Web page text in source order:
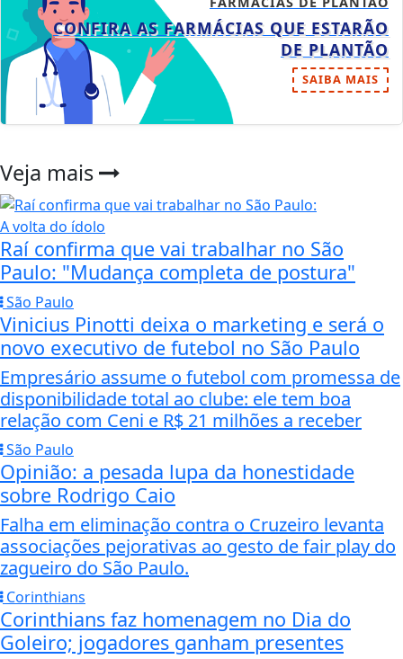
CONFIRA AS FARMÁCIAS QUE ESTARÃO
DE PLANTÃO
SAIBA MAIS
Veja mais
A volta do ídolo
Raí confirma que vai trabalhar no São
Paulo: "Mudança completa de postura"
São Paulo
Vinicius Pinotti deixa o marketing e será o
novo executivo de futebol no São Paulo
Empresário assume o futebol com promessa de
disponibilidade total ao clube: ele tem boa
relação com Ceni e R$ 21 milhões a receber
São Paulo
Opinião: a pesada lupa da honestidade
sobre Rodrigo Caio
Falha em eliminação contra o Cruzeiro levanta
associações pejorativas ao gesto de fair play do
zagueiro do São Paulo.
Corinthians
Corinthians faz homenagem no Dia do
Goleiro; jogadores ganham presentes